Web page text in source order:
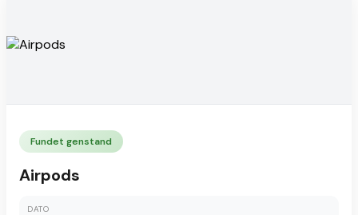
Fundet genstand
Airpods
DATO